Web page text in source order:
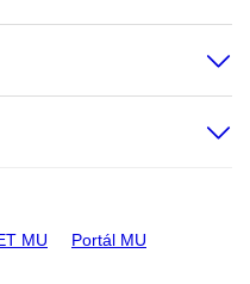
MU Portál MU